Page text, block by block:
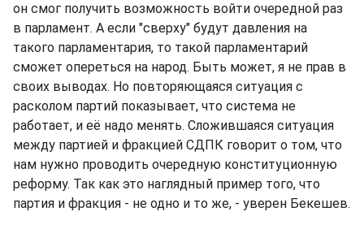
он смог получить возможность войти очередной раз
в парламент. А если "сверху" будут давления на
такого парламентария, то такой парламентарий
сможет опереться на народ. Быть может, я не прав в
своих выводах. Но повторяющаяся ситуация с
расколом партий показывает, что система не
работает, и её надо менять. Сложившаяся ситуация
между партией и фракцией СДПК говорит о том, что
нам нужно проводить очередную конституционную
реформу. Так как это наглядный пример того, что
партия и фракция - не одно и то же, - уверен Бекешев.